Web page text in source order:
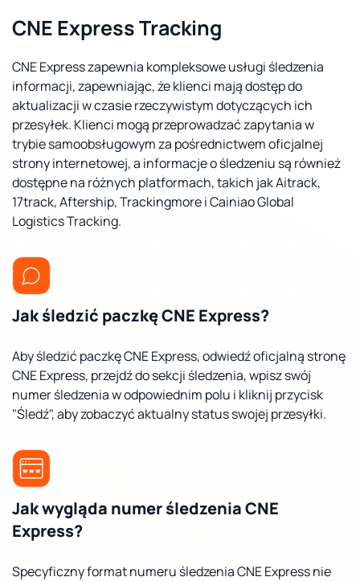
CNE Express Tracking
CNE Express zapewnia kompleksowe usługi śledzenia
informacji, zapewniając, że klienci mają dostęp do
aktualizacji w czasie rzeczywistym dotyczących ich
przesyłek. Klienci mogą przeprowadzać zapytania w
trybie samoobsługowym za pośrednictwem oficjalnej
strony internetowej, a informacje o śledzeniu są również
dostępne na różnych platformach, takich jak Aitrack,
17track, Aftership, Trackingmore i Cainiao Global
Logistics Tracking.
Jak śledzić paczkę CNE Express?
Aby śledzić paczkę CNE Express, odwiedź oficjalną stronę
CNE Express, przejdź do sekcji śledzenia, wpisz swój
numer śledzenia w odpowiednim polu i kliknij przycisk
"Śledź", aby zobaczyć aktualny status swojej przesyłki.
Jak wygląda numer śledzenia CNE
Express?
Specyficzny format numeru śledzenia CNE Express nie